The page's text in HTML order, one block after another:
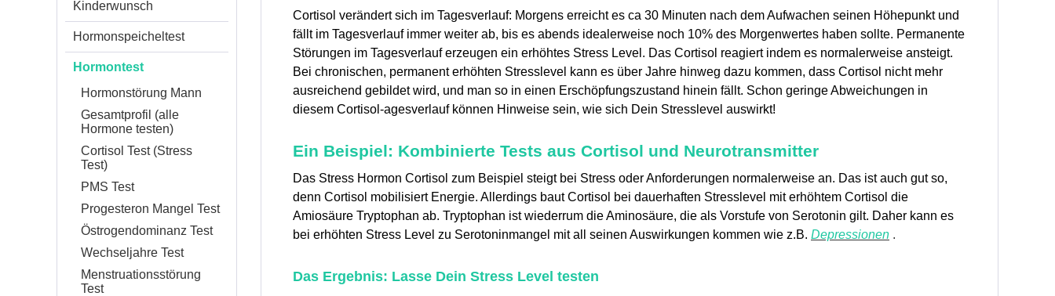
Kinderwunsch
Hormonspeicheltest
Hormontest
Hormonstörung Mann
Gesamtprofil (alle
Hormone testen)
Cortisol Test (Stress
Test)
PMS Test
Progesteron Mangel Test
Östrogendominanz Test
Wechseljahre Test
Menstruationsstörung
Test
Cortisol verändert sich im Tagesverlauf: Morgens erreicht es ca 30 Minuten nach dem Aufwachen seinen Höhepunkt und
fällt im Tagesverlauf immer weiter ab, bis es abends idealerweise noch 10% des Morgenwertes haben sollte. Permanente
Störungen im Tagesverlauf erzeugen ein erhöhtes Stress Level. Das Cortisol reagiert indem es normalerweise ansteigt.
Bei chronischen, permanent erhöhten Stresslevel kann es über Jahre hinweg dazu kommen, dass Cortisol nicht mehr
ausreichend gebildet wird, und man so in einen Erschöpfungszustand hinein fällt. Schon geringe Abweichungen in
diesem Cortisol-agesverlauf können Hinweise sein, wie sich Dein Stresslevel auswirkt!
Ein Beispiel: Kombinierte Tests aus Cortisol und Neurotransmitter
Das Stress Hormon Cortisol zum Beispiel steigt bei Stress oder Anforderungen normalerweise an. Das ist auch gut so,
denn Cortisol mobilisiert Energie. Allerdings baut Cortisol bei dauerhaften Stresslevel mit erhöhtem Cortisol die
Amiosäure Tryptophan ab. Tryptophan ist wiederrum die Aminosäure, die als Vorstufe von Serotonin gilt. Daher kann es
bei erhöhten Stress Level zu Serotoninmangel mit all seinen Auswirkungen kommen wie z.B. Depressionen .
Das Ergebnis: Lasse Dein Stress Level testen